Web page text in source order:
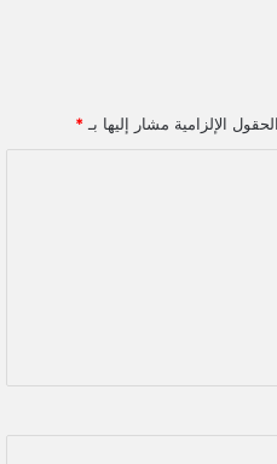
الحقول الإلزامية مشار إليها بـ *